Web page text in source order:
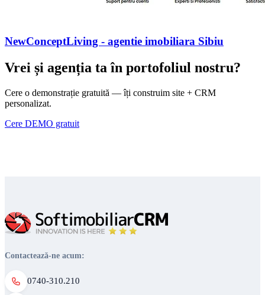
NewConceptLiving - agentie imobiliara Sibiu
Vrei și agenția ta în portofoliul nostru?
Cere o demonstrație gratuită — îți construim site + CRM
personalizat.
Cere DEMO gratuit
Contactează-ne acum:
0740-310.210